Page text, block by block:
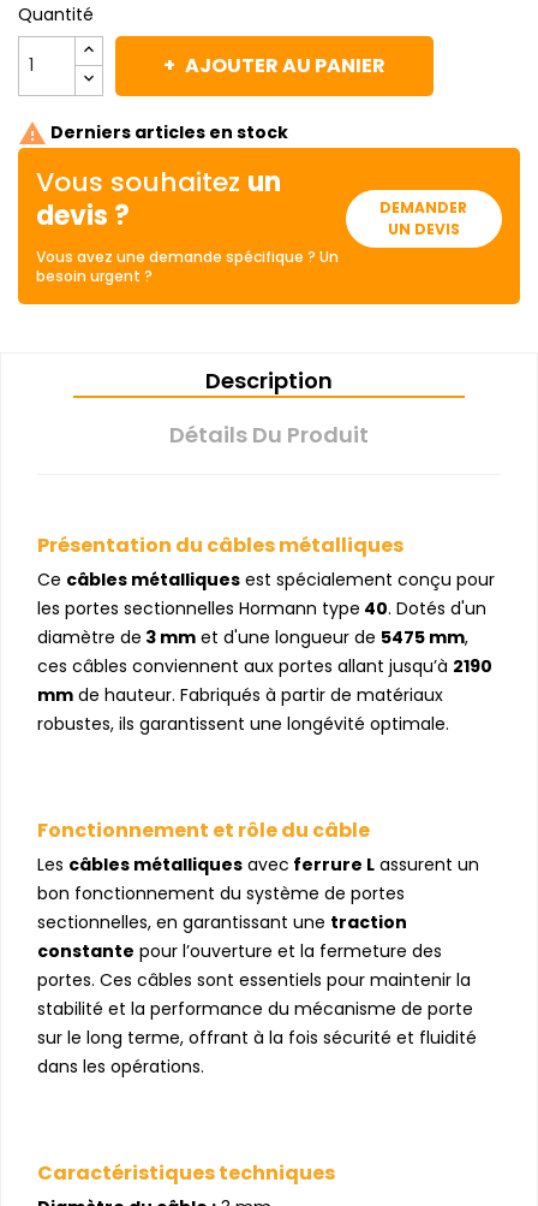
Quantité
AJOUTER AU PANIER
 Derniers articles en stock
Vous souhaitez un
devis ?
Vous avez une demande spécifique ? Un
besoin urgent ?
DEMANDER
UN DEVIS
Description
Détails Du Produit
Présentation du câbles métalliques
Ce câbles métalliques est spécialement conçu pour
les portes sectionnelles Hormann type 40. Dotés d'un
diamètre de 3 mm et d'une longueur de 5475 mm,
ces câbles conviennent aux portes allant jusqu’à 2190
mm de hauteur. Fabriqués à partir de matériaux
robustes, ils garantissent une longévité optimale.
Fonctionnement et rôle du câble
Les câbles métalliques avec ferrure L assurent un
bon fonctionnement du système de portes
sectionnelles, en garantissant une traction
constante pour l’ouverture et la fermeture des
portes. Ces câbles sont essentiels pour maintenir la
stabilité et la performance du mécanisme de porte
sur le long terme, offrant à la fois sécurité et fluidité
dans les opérations.
Caractéristiques techniques